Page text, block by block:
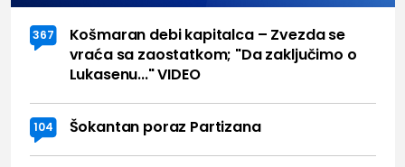
367
Košmaran debi kapitalca – Zvezda se
vraća sa zaostatkom; "Da zaključimo o
Lukasenu..." VIDEO
104 Šokantan poraz Partizana